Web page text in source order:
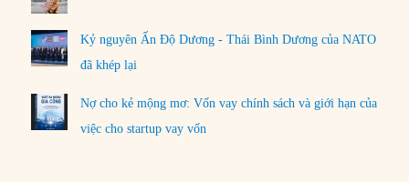
Kỷ nguyên Ấn Độ Dương - Thái Bình Dương của NATO
đã khép lại
Nợ cho kẻ mộng mơ: Vốn vay chính sách và giới hạn của
việc cho startup vay vốn